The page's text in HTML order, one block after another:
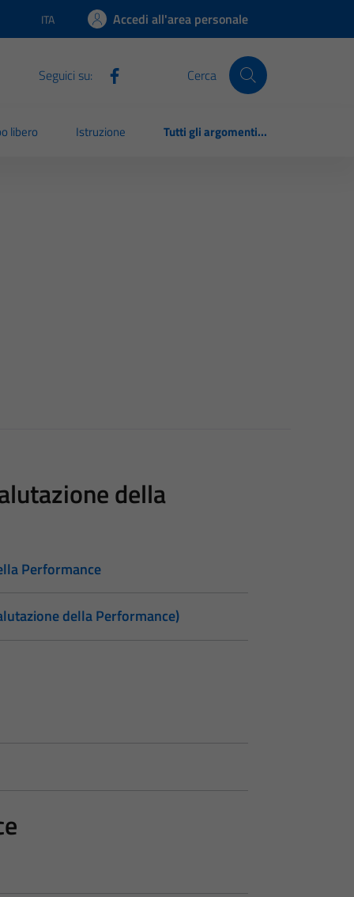
Lingua attiva:
ITA Accedi all'area personale
Seguici su: Cerca
libero Istruzione Tutti gli argomenti...
della
Performance
della Performance)